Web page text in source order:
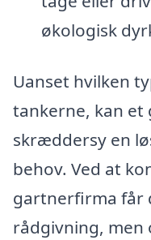
økologisk
Uanset hvilken
tankerne, kan et
skræddersy en
behov. Ved at
gartnerfirma får
rådgivning, men